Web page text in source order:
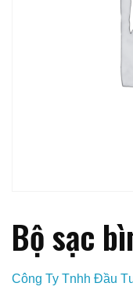
Bộ sạc
Công Ty Tnhh Đầu